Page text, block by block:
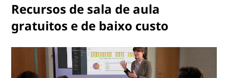
Recursos de sala de aula
gratuitos e de baixo custo